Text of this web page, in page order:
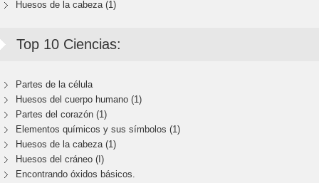
Huesos de la cabeza (1)
Top 10 Ciencias:
Partes de la célula
Huesos del cuerpo humano (1)
Partes del corazón (1)
Elementos químicos y sus símbolos (1)
Huesos de la cabeza (1)
Huesos del cráneo (I)
Encontrando óxidos básicos.